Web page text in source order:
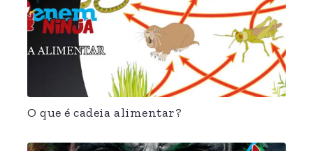
O que é cadeia alimentar?